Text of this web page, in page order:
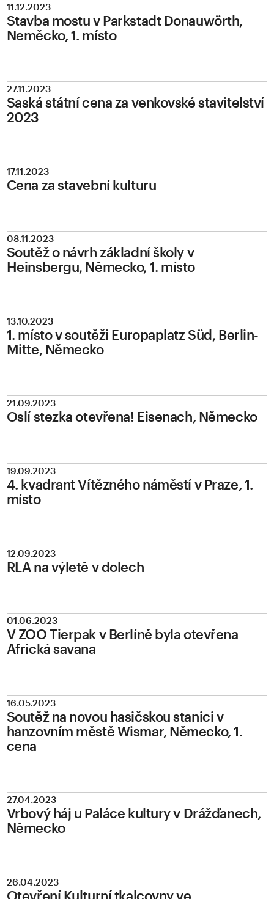
11.12.2023
Stavba mostu v Parkstadt Donauwörth,
Neměcko, 1. místo
27.11.2023
Saská státní cena za venkovské stavitelství
2023
17.11.2023
Cena za stavební kulturu
08.11.2023
Soutěž o návrh základní školy v
Heinsbergu, Německo, 1. místo
13.10.2023
1. místo v soutěži Europaplatz Süd, Berlin-
Mitte, Německo
21.09.2023
Oslí stezka otevřena! Eisenach, Německo
19.09.2023
4. kvadrant Vítězného náměstí v Praze, 1.
místo
12.09.2023
RLA na výletě v dolech
01.06.2023
V ZOO Tierpak v Berlíně byla otevřena
Africká savana
16.05.2023
Soutěž na novou hasičskou stanici v
hanzovním městě Wismar, Německo, 1.
cena
27.04.2023
Vrbový háj u Paláce kultury v Drážďanech,
Německo
26.04.2023
Otevření Kulturní tkalcovny ve